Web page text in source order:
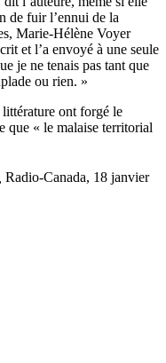
de fuir l’ennui de la
Marie-Hélène Voyer
et l’a envoyé à une seule
je ne tenais pas tant que
ou rien. »
ont forgé le
que « le malaise territorial
Radio-Canada, 18 janvier